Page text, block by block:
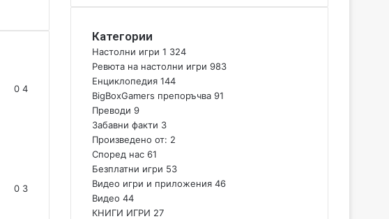
0 4
0 3
Категории
Настолни игри 1 324
Ревюта на настолни игри 983
Енциклопедия 144
BigBoxGamers препоръчва 91
Преводи 9
Забавни факти 3
Произведено от: 2
Според нас 61
Безплатни игри 53
Видео игри и приложения 46
Видео 44
КНИГИ ИГРИ 27